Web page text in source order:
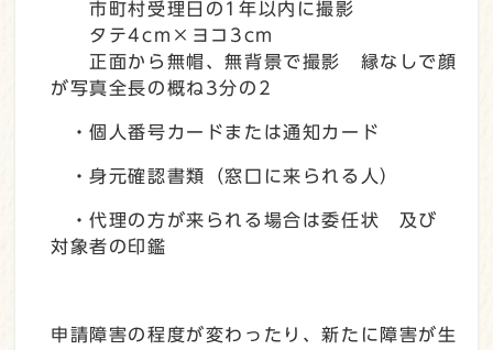
市町村受理日の1年以内に撮影
タテ4cm×ヨコ3cm
正面から無帽、無背景で撮影 縁なしで顔
が写真全長の概ね3分の2
・個人番号カードまたは通知カード
・身元確認書類（窓口に来られる人）
・代理の方が来られる場合は委任状 及び
対象者の印鑑
申請障害の程度が変わったり、新たに障害が生